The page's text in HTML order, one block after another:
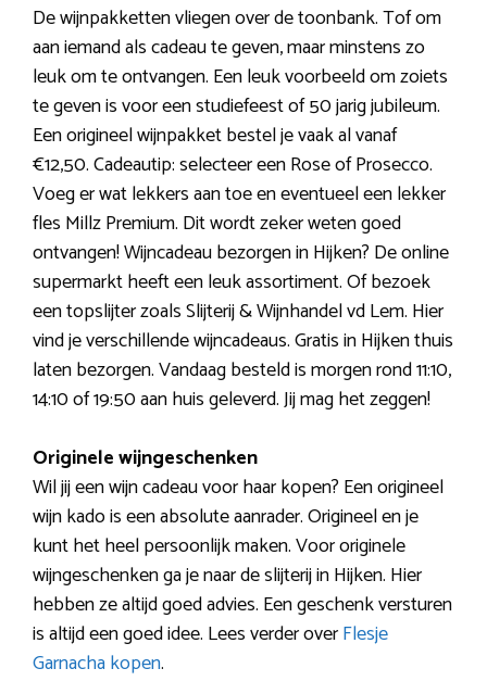
De wijnpakketten vliegen over de toonbank. Tof om
aan iemand als cadeau te geven, maar minstens zo
leuk om te ontvangen. Een leuk voorbeeld om zoiets
te geven is voor een studiefeest of 50 jarig jubileum.
Een origineel wijnpakket bestel je vaak al vanaf
€12,50. Cadeautip: selecteer een Rose of Prosecco.
Voeg er wat lekkers aan toe en eventueel een lekker
fles Millz Premium. Dit wordt zeker weten goed
ontvangen! Wijncadeau bezorgen in Hijken? De online
supermarkt heeft een leuk assortiment. Of bezoek
een topslijter zoals Slijterij & Wijnhandel vd Lem. Hier
vind je verschillende wijncadeaus. Gratis in Hijken thuis
laten bezorgen. Vandaag besteld is morgen rond 11:10,
14:10 of 19:50 aan huis geleverd. Jij mag het zeggen!
Originele wijngeschenken
Wil jij een wijn cadeau voor haar kopen? Een origineel
wijn kado is een absolute aanrader. Origineel en je
kunt het heel persoonlijk maken. Voor originele
wijngeschenken ga je naar de slijterij in Hijken. Hier
hebben ze altijd goed advies. Een geschenk versturen
is altijd een goed idee. Lees verder overFlesje
Garnacha kopen.